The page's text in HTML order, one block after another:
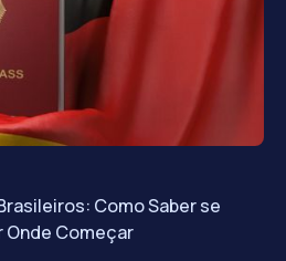
Como Saber se
Onde Começar